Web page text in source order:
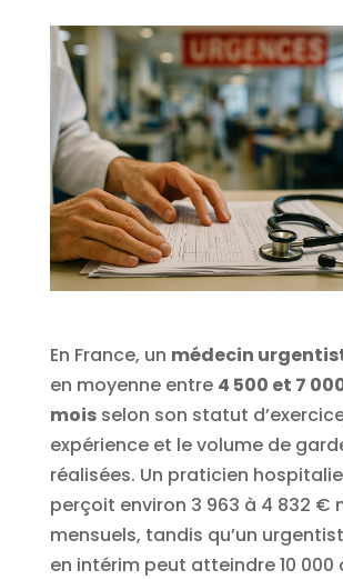
En France, un médecin
en moyenne entre 4 500 et 7
moisselon son statut
expérience et le volume de
réalisées. Un praticien
perçoit environ 3 963 à 4 832 €
mensuels, tandis qu’un
en intérim peut atteindre 10 000